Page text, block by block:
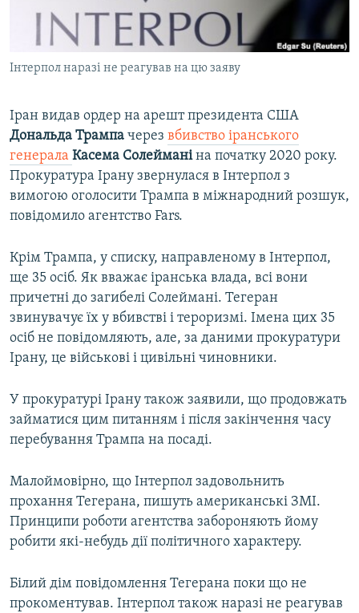
ВІДЕОУРОКИ «ELIFBE»
СВІДЧЕННЯ ОКУПАЦІЇ
УКРАЇНСЬКА ПРОБЛЕМА КРИМУ
Русский
Усі сайти RFE/RL
Інтерпол наразі не реагував на цю заяву
Іран видав ордер на арешт президента США
Дональда Трампа через вбивство іранського
генерала Касема Солейманіна початку 2020 року.
Прокуратура Ірану звернулася в Інтерпол з
вимогою оголосити Трампа в міжнародний розшук,
повідомило агентство Fars.
Крім Трампа, у списку, направленому в Інтерпол,
ще 35 осіб. Як вважає іранська влада, всі вони
причетні до загибелі Солеймані. Тегеран
звинувачує їх у вбивстві і тероризмі. Імена цих 35
осіб не повідомляють, але, за даними прокуратури
Ірану, це військові і цивільні чиновники.
У прокуратурі Ірану також заявили, що продовжать
займатися цим питанням і після закінчення часу
перебування Трампа на посаді.
Малоймовірно, що Інтерпол задовольнить
прохання Тегерана, пишуть американські ЗМІ.
Принципи роботи агентства забороняють йому
робити які-небудь дії політичного характеру.
Білий дім повідомлення Тегерана поки що не
прокоментував. Інтерпол також наразі не реагував